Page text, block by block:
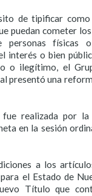
de tipificar como
puedan cometer
personas físicas
interés o bien
o ilegítimo, el
presentó una
fue realizada por
en la sesión
a los
el Estado de
Título que